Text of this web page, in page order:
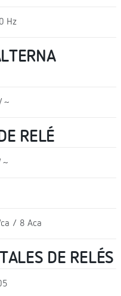
Hz
~
RELÉ
~
/ 8 Aca
DE RELÉS